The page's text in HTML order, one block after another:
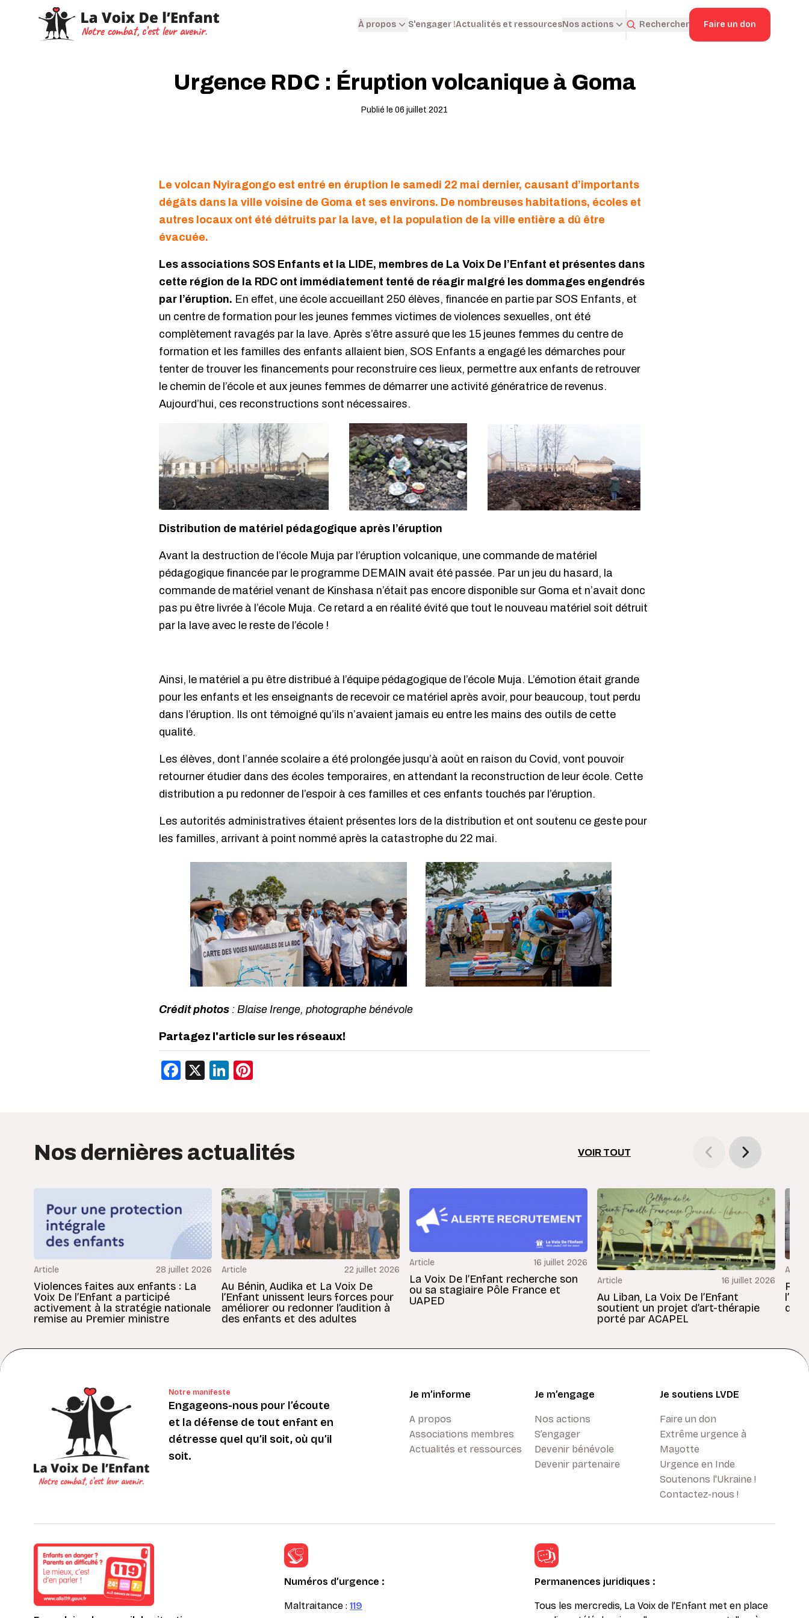
À propos S'engager !Actualités et ressourcesNos actions Rechercher Faire un don
Urgence RDC : Éruption volcanique à Goma
Publié le 06 juillet 2021
Le volcan Nyiragongo est entré en éruption le samedi 22 mai dernier, causant d’importants
dégâts dans la ville voisine de Goma et ses environs. De nombreuses habitations, écoles et
autres locaux ont été détruits par la lave, et la population de la ville entière a dû être
évacuée.
Les associations SOS Enfants et la LIDE, membres de La Voix De l’Enfant et présentes dans
cette région de la RDC ont immédiatement tenté de réagir malgré les dommages engendrés
par l’éruption. En effet, une école accueillant 250 élèves, financée en partie par SOS Enfants, et
un centre de formation pour les jeunes femmes victimes de violences sexuelles, ont été
complètement ravagés par la lave. Après s’être assuré que les 15 jeunes femmes du centre de
formation et les familles des enfants allaient bien, SOS Enfants a engagé les démarches pour
tenter de trouver les financements pour reconstruire ces lieux, permettre aux enfants de retrouver
le chemin de l’école et aux jeunes femmes de démarrer une activité génératrice de revenus.
Aujourd’hui, ces reconstructions sont nécessaires.
Distribution de matériel pédagogique après l’éruption
Avant la destruction de l’école Muja par l’éruption volcanique, une commande de matériel
pédagogique financée par le programme DEMAIN avait été passée. Par un jeu du hasard, la
commande de matériel venant de Kinshasa n’était pas encore disponible sur Goma et n’avait donc
pas pu être livrée à l’école Muja. Ce retard a en réalité évité que tout le nouveau matériel soit détruit
par la lave avec le reste de l’école !
Ainsi, le matériel a pu être distribué à l’équipe pédagogique de l’école Muja. L’émotion était grande
pour les enfants et les enseignants de recevoir ce matériel après avoir, pour beaucoup, tout perdu
dans l’éruption. Ils ont témoigné qu’ils n’avaient jamais eu entre les mains des outils de cette
qualité.
Les élèves, dont l’année scolaire a été prolongée jusqu’à août en raison du Covid, vont pouvoir
retourner étudier dans des écoles temporaires, en attendant la reconstruction de leur école. Cette
distribution a pu redonner de l’espoir à ces familles et ces enfants touchés par l’éruption.
Les autorités administratives étaient présentes lors de la distribution et ont soutenu ce geste pour
les familles, arrivant à point nommé après la catastrophe du 22 mai.
Crédit photos : Blaise Irenge, photographe bénévole
Partagez l'article sur les réseaux!
Facebook
X LinkedIn
Nos dernières actualités VOIR TOUT
Article 28 juillet 2026
Violences faites aux enfants : La
Voix De l’Enfant a participé
activement à la stratégie nationale
remise au Premier ministre
Article 22 juillet 2026
Au Bénin, Audika et La Voix De
l’Enfant unissent leurs forces pour
améliorer ou redonner l’audition à
des enfants et des adultes
Article 16 juillet 2026
La Voix De l’Enfant recherche son
ou sa stagiaire Pôle France et
UAPED
Article 16 juillet 2026
Au Liban, La Voix De l’Enfant
soutient un projet d’art-thérapie
porté par ACAPEL
Notre manifeste
Engageons-nous pour l’écoute
et la défense de tout enfant en
détresse quel qu’il soit, où qu’il
soit.
Je m’informe
A propos
Associations membres
Actualités et ressources
Je m’engage
Nos actions
S’engager
Devenir bénévole
Devenir partenaire
Je soutiens LVDE
Faire un don
Extrême urgence à
Mayotte
Urgence en Inde
Soutenons l'Ukraine !
Contactez-nous !
Numéros d’urgence :
Maltraitance : 119
Permanences juridiques :
Tous les mercredis, La Voix de l’Enfant met en place